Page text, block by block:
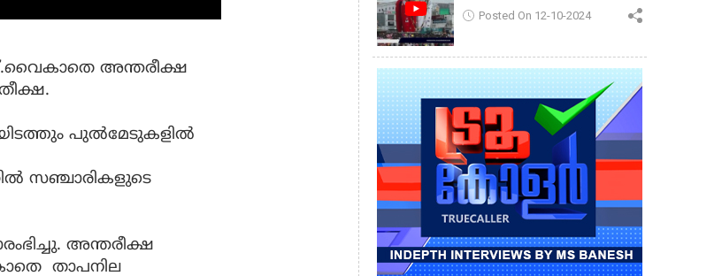
അന്തരീക്ഷ
പുല്‍മേടുകളില്‍
സഞ്ചാരികളുടെ
അന്തരീക്ഷ
താപനില
Posted On 12-10-2024